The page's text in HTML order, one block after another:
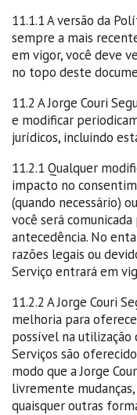
11.1.1 A versão da
sempre a mais
em vigor, você deve
no topo deste
11.2 A Jorge Couri
e modificar
jurídicos, incluindo
11.2.1 Qualquer
impacto no
(quando necessário)
você será
antecedência. No
razões legais ou
Serviço entrará em
11.2.2 A Jorge Couri
melhoria para
possível na utilização
Serviços são
modo que a Jorge
livremente
quaisquer outras